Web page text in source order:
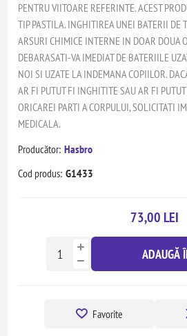
PENTRU VIITOARE REFERINTE. ACEST
TIP PASTILA. INGHITIREA UNEI BATERII DE
ARSURI CHIMICE INTERNE IN DOAR DOUA
DEBARASATI-VA IMEDIAT DE BATERIILE
NOI SI UZATE LA INDEMANA COPIILOR.
AR FI PUTUT FI INGHITITE SAU AR FI
ORICAREI PARTI A CORPULUI, SOLICITATI
MEDICALA.
Producător: Hasbro
Cod produs: G1433
73,00 LEI
ADAUGĂ
Favorite